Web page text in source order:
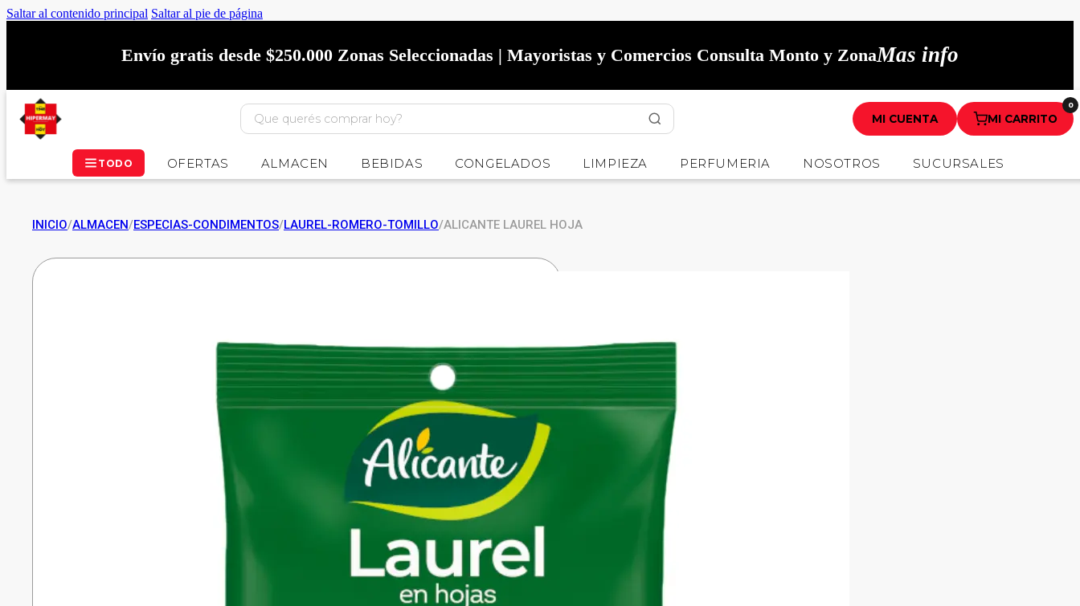
Saltar al contenido principal Saltar al pie de página
Envío gratis desde $250.000 Zonas Seleccionadas | Mayoristas y Comercios Consulta Monto y ZonaMas info
MI CUENTA MI CARRITO
0
TODO OFERTAS ALMACEN BEBIDAS CONGELADOS LIMPIEZA PERFUMERIA NOSOTROS SUCURSALES
INICIO/ALMACEN/ESPECIAS-CONDIMENTOS/LAUREL-ROMERO-TOMILLO/ALICANTE LAUREL HOJA